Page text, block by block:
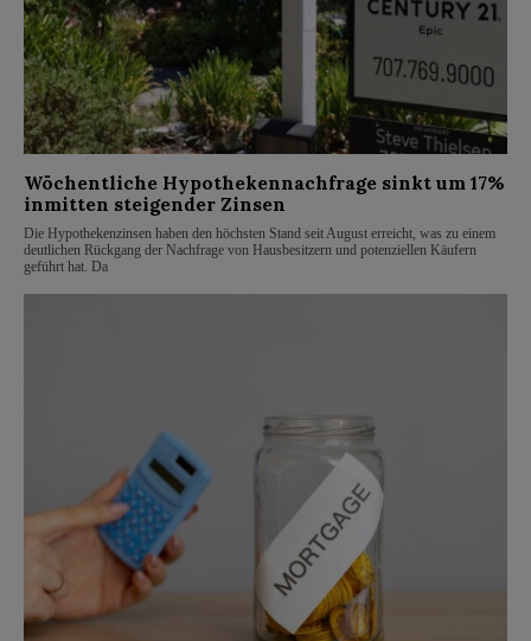
Wöchentliche Hypothekennachfrage sinkt um 17%
inmitten steigender Zinsen
Die Hypothekenzinsen haben den höchsten Stand seit August erreicht, was zu einem
deutlichen Rückgang der Nachfrage von Hausbesitzern und potenziellen Käufern
geführt hat. Da